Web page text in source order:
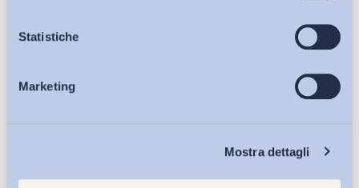
Statistiche
Marketing
Mostra dettagli
Osservatori
Eventi